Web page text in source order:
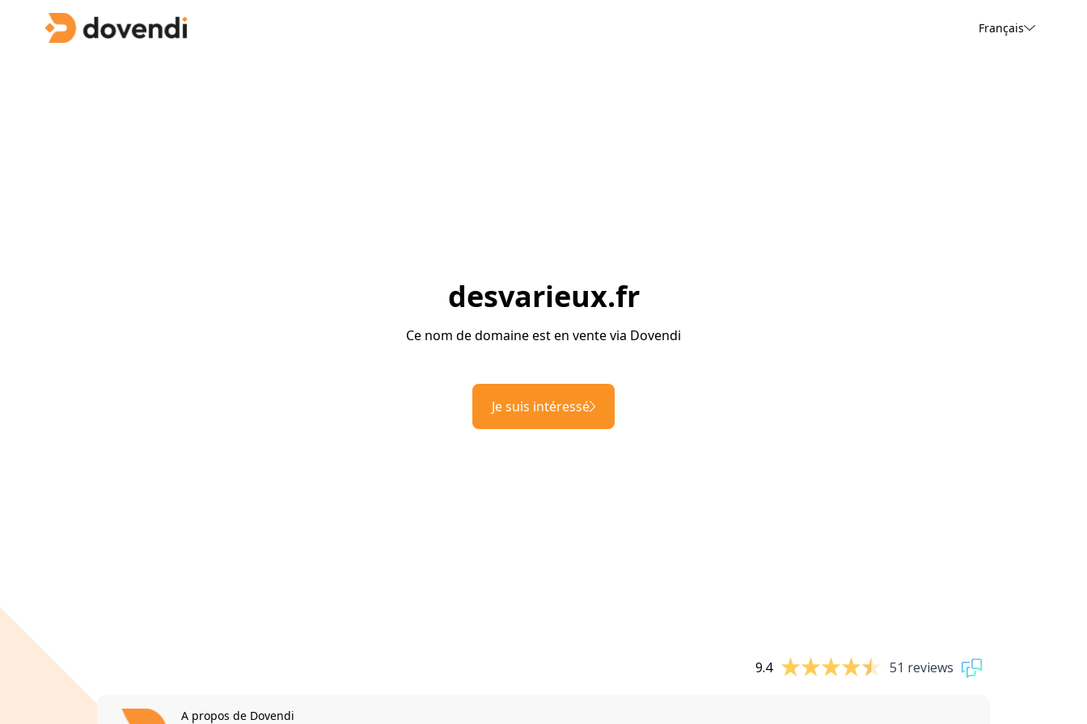
Français
desvarieux.fr
Ce nom de domaine est en vente via Dovendi
Je suis intéressé
9.4 51 reviews
A propos de Dovendi